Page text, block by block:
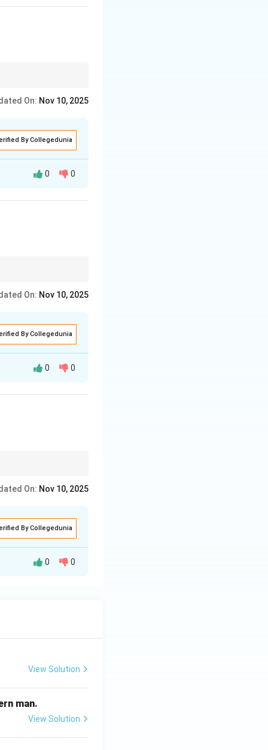
On: Nov 10, 2025
By Collegedunia
0 0
On: Nov 10, 2025
By Collegedunia
0 0
On: Nov 10, 2025
By Collegedunia
0 0
View Solution
man.
View Solution